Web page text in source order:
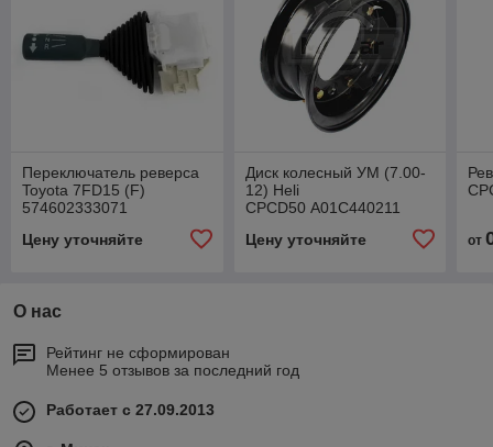
Переключатель реверса
Toyota 7FD15 (F)
574602333071
Цену уточняйте
Диск колесный УМ (7.00-
12) Heli
CPCD50 A01C440211
Цену уточняйте
от
О нас
Рейтинг не сформирован
Менее 5 отзывов за последний год
Работает с 27.09.2013